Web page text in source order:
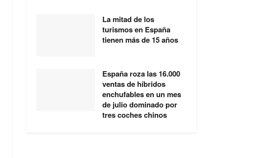
La mitad de los
turismos en España
tienen más de 15 años
España roza las 16.000
ventas de híbridos
enchufables en un mes
de julio dominado por
tres coches chinos